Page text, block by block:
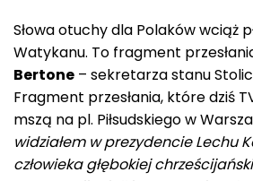
Słowa otuchy dla Polaków wciąż
Watykanu. To fragment
Bertone – sekretarza stanu
Fragment przesłania, które dziś
mszą na pl. Piłsudskiego w
widziałem w prezydencie Lechu
człowieka głębokiej